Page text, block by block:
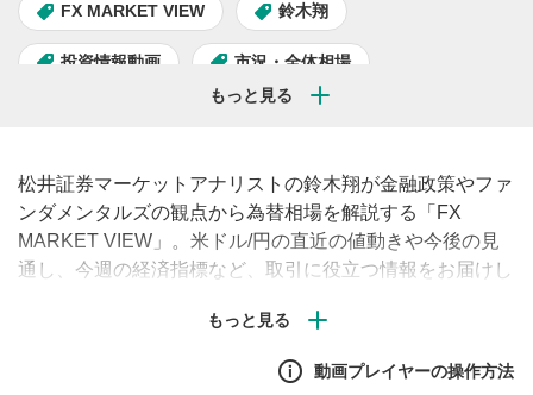
FX MARKET VIEW 鈴木翔
投資情報動画 市況・全体相場
松井証券マーケットアナリストの鈴木翔が金融政策やファ
ンダメンタルズの観点から為替相場を解説する「FX
MARKET VIEW」。米ドル/円の直近の値動きや今後の見
通し、今週の経済指標など、取引に役立つ情報をお届けし
【FX特別セミナー】“勝負師”矢口真里と学ぶ！17億トレー
動画プレイヤーの操作方法